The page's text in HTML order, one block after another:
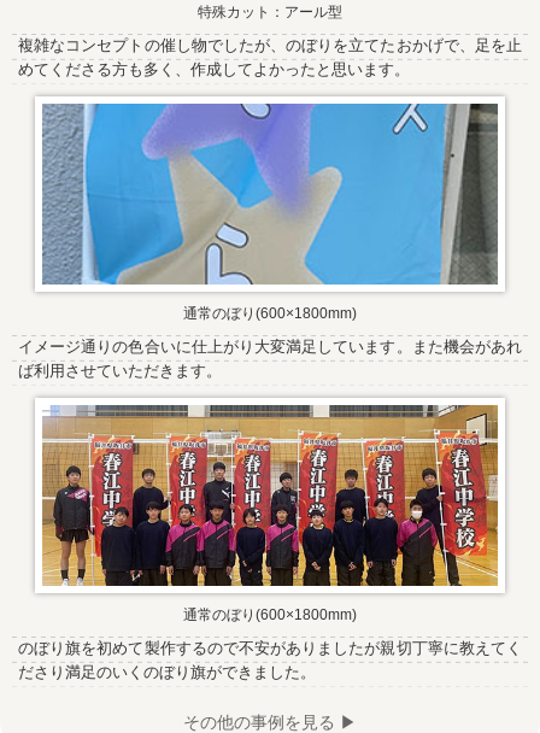
特殊カット：アール型
複雑なコンセプトの催し物でしたが、のぼりを立てたおかげで、足を止
めてくださる方も多く、作成してよかったと思います。
通常のぼり(600×1800mm)
イメージ通りの色合いに仕上がり大変満足しています。また機会があれ
ば利用させていただきます。
通常のぼり(600×1800mm)
のぼり旗を初めて製作するので不安がありましたが親切丁寧に教えてく
ださり満足のいくのぼり旗ができました。
その他の事例を見る ▶